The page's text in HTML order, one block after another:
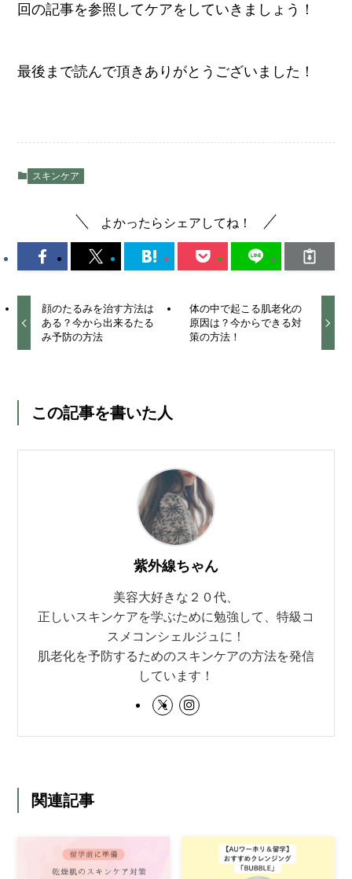
回の記事を参照してケアをしていきましょう！
最後まで読んで頂きありがとうございました！
スキンケア
よかったらシェアしてね！
顔のたるみを治す方法は
ある？今から出来るたる
み予防の方法
体の中で起こる肌老化の
原因は？今からできる対
策の方法！
この記事を書いた人
紫外線ちゃん
美容大好きな２０代、
正しいスキンケアを学ぶために勉強して、特級コ
スメコンシェルジュに！
肌老化を予防するためのスキンケアの方法を発信
しています！
関連記事